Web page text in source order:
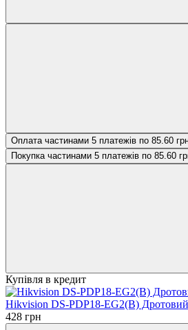
Оплата частинами 5 платежів по 85.60
Покупка частинами 5 платежів по 85.60
Купівля в кредит
Hikvision DS-PDP18-EG2(B)
428 грн